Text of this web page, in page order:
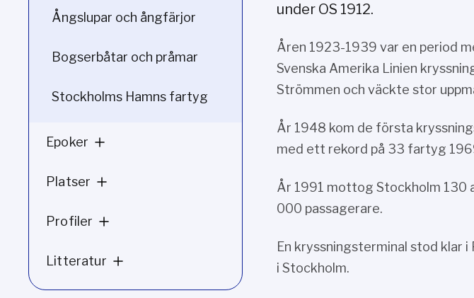
Ångslupar och ångfärjor
Bogserbåtar och pråmar
Stockholms Hamns fartyg
Epoker
Platser
Profiler
Litteratur
under OS 1912.
Åren 1923-1939 var en period
Svenska Amerika Linien
Strömmen och väckte stor
År 1948 kom de första
med ett rekord på 33 fartyg
År 1991 mottog Stockholm 130
000 passagerare.
En kryssningsterminal stod klar
i Stockholm.